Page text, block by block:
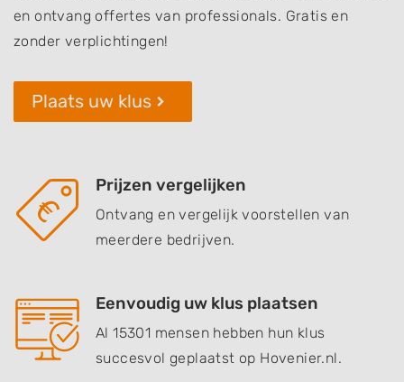
en ontvang offertes van professionals. Gratis en
zonder verplichtingen!
Plaats uw klus
Prijzen vergelijken
Ontvang en vergelijk voorstellen van
meerdere bedrijven.
Eenvoudig uw klus plaatsen
Al 15301 mensen hebben hun klus
succesvol geplaatst op Hovenier.nl.